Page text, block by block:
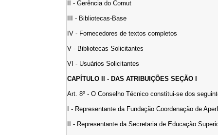
II - Gerência do Comut
III - Bibliotecas-Base
IV - Fornecedores de textos completos
V - Bibliotecas Solicitantes
VI - Usuários Solicitantes
CAPÍTULO II - DAS ATRIBUIÇÕES SEÇÃO I
Art. 8º - O Conselho Técnico constitui-se dos
I - Representante da Fundação Coordenação de
II - Representante da Secretaria de Educação